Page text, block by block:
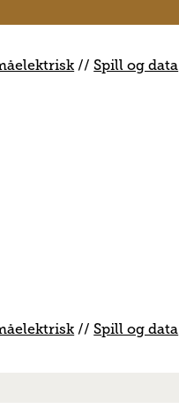
//Spill og data
//Spill og data